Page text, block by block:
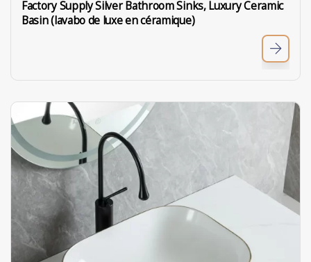
Factory Supply Silver Bathroom Sinks, Luxury Ceramic
Basin (lavabo de luxe en céramique)